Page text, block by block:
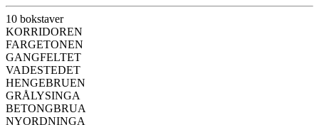
10 bokstaver
KORRIDOREN
FARGETONEN
GANGFELTET
VADESTEDET
HENGEBRUEN
GRÅLYSINGA
BETONGBRUA
NYORDNINGA